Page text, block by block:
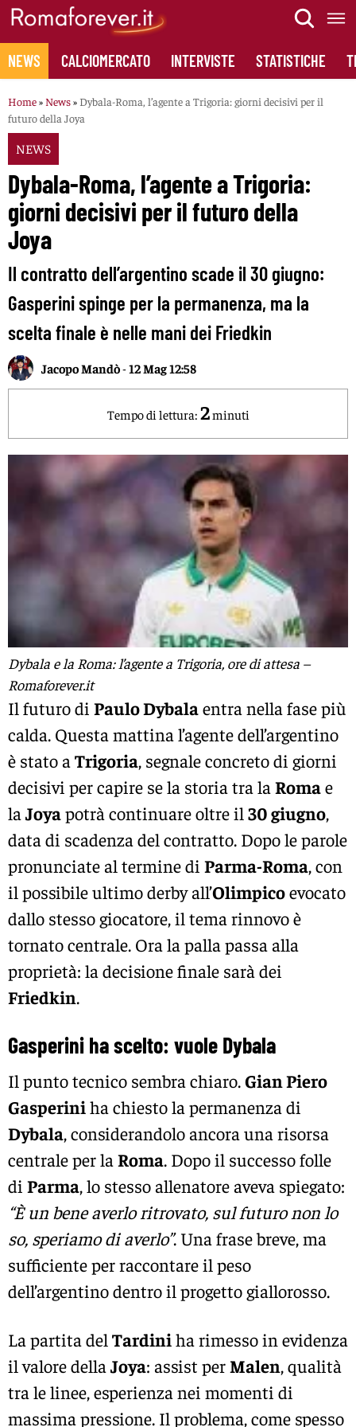
Skip
content
NEWS CALCIOMERCATO INTERVISTE STATISTICHE
Home» News» Dybala-Roma, l’agente a Trigoria: giorni decisivi per il
futuro della Joya
NEWS
Dybala-Roma, l’agente a Trigoria:
giorni decisivi per il futuro della
Joya
Il contratto dell’argentino scade il 30 giugno:
Gasperini spinge per la permanenza, ma la
scelta finale è nelle mani dei Friedkin
Jacopo Mandò-12 Mag 12:58
Tempo di lettura: 2minuti
Dybala e la Roma: l’agente a Trigoria, ore di attesa –
Romaforever.it
Il futuro di Paulo Dybalaentra nella fase più
calda. Questa mattina l’agente dell’argentino
è stato a Trigoria, segnale concreto di giorni
decisivi per capire se la storia tra la Romae
la Joyapotrà continuare oltre il 30 giugno,
data di scadenza del contratto. Dopo le parole
pronunciate al termine di Parma-Roma, con
il possibile ultimo derby all’Olimpicoevocato
dallo stesso giocatore, il tema rinnovo è
tornato centrale. Ora la palla passa alla
proprietà: la decisione finale sarà dei
Friedkin.
Gasperini ha scelto: vuole Dybala
Il punto tecnico sembra chiaro.Gian Piero
Gasperiniha chiesto la permanenza di
Dybala, considerandolo ancora una risorsa
centrale per la Roma. Dopo il successo folle
di Parma, lo stesso allenatore aveva spiegato:
“È un bene averlo ritrovato, sul futuro non lo
so, speriamo di averlo”. Una frase breve, ma
sufficiente per raccontare il peso
dell’argentino dentro il progetto giallorosso.
La partita del Tardiniha rimesso in evidenza
il valore della Joya: assist per Malen, qualità
tra le linee, esperienza nei momenti di
massima pressione. Il problema, come spesso